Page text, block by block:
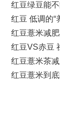
红豆绿豆能
红豆 低调的“
红豆薏米减
红豆VS赤豆
红豆薏米茶
红豆薏米到